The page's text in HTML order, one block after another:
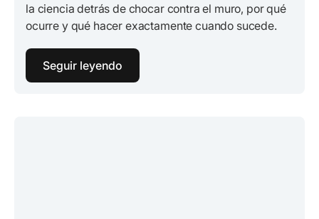
la ciencia detrás de chocar contra el muro, por qué
ocurre y qué hacer exactamente cuando sucede.
Seguir leyendo